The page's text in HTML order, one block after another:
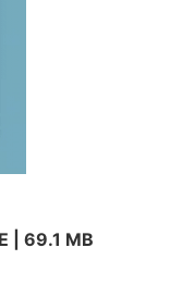
| 69.1 MB